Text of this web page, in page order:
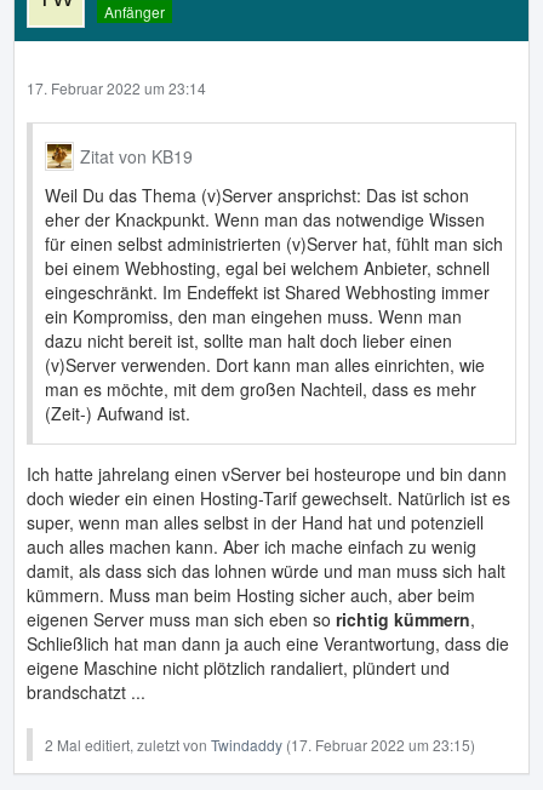
Anfänger
17. Februar 2022 um 23:14
Zitat von KB19
Weil Du das Thema (v)Server ansprichst: Das ist schon
eher der Knackpunkt. Wenn man das notwendige Wissen
für einen selbst administrierten (v)Server hat, fühlt man sich
bei einem Webhosting, egal bei welchem Anbieter, schnell
eingeschränkt. Im Endeffekt ist Shared Webhosting immer
ein Kompromiss, den man eingehen muss. Wenn man
dazu nicht bereit ist, sollte man halt doch lieber einen
(v)Server verwenden. Dort kann man alles einrichten, wie
man es möchte, mit dem großen Nachteil, dass es mehr
(Zeit-) Aufwand ist.
Ich hatte jahrelang einen vServer bei hosteurope und bin dann
doch wieder ein einen Hosting-Tarif gewechselt. Natürlich ist es
super, wenn man alles selbst in der Hand hat und potenziell
auch alles machen kann. Aber ich mache einfach zu wenig
damit, als dass sich das lohnen würde und man muss sich halt
kümmern. Muss man beim Hosting sicher auch, aber beim
eigenen Server muss man sich eben so richtig kümmern,
Schließlich hat man dann ja auch eine Verantwortung, dass die
eigene Maschine nicht plötzlich randaliert, plündert und
brandschatzt ...
2 Mal editiert, zuletzt von Twindaddy (17. Februar 2022 um 23:15)